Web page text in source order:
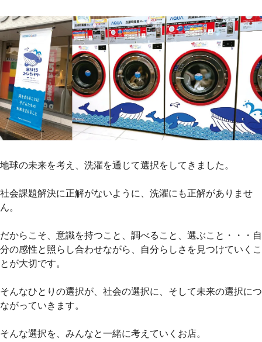
地球の未来を考え、洗濯を通じて選択をしてきました。
社会課題解決に正解がないように、洗濯にも正解がありませ
ん。
だからこそ、意識を持つこと、調べること、選ぶこと・・・自
分の感性と照らし合わせながら、自分らしさを見つけていくこ
とが大切です。
そんなひとりの選択が、社会の選択に、そして未来の選択につ
ながっていきます。
そんな選択を、みんなと一緒に考えていくお店。